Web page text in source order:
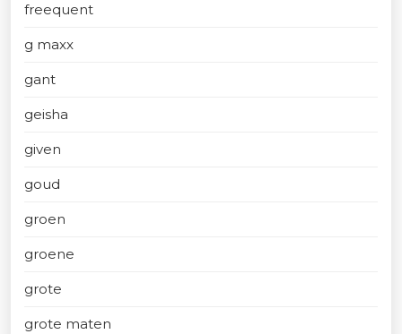
freequent
g maxx
gant
geisha
given
goud
groen
groene
grote
grote maten